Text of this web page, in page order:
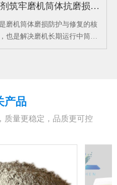
料。能够从根源上解决管道磨
，是工业管道长效防护的关键
耐磨修补剂筑牢磨机筒体抗磨损长效防护屏障
磨机筒体磨损防护与修复的核
也是解决磨机长期运行中筒体
老化问题的高效解决方案。中
产品
质量更稳定，品质更可控